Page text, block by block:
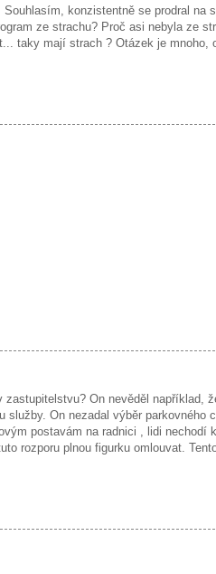
konzistentně se prodral na
ze strachu? Proč asi nebyla ze
taky mají strach ? Otázek je mnoho,
On nevěděl například,
On nezadal výběr parkovného
postavám na radnici , lidi nechodí
rozporu plnou figurku omlouvat.